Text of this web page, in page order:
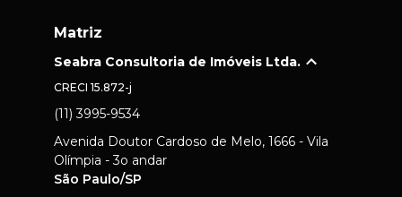
Matriz
Seabra Consultoria de Imóveis Ltda.
CRECI 15.872-j
(11) 3995-9534
Avenida Doutor Cardoso de Melo, 1666 - Vila
Olímpia - 3o andar
São Paulo/SP